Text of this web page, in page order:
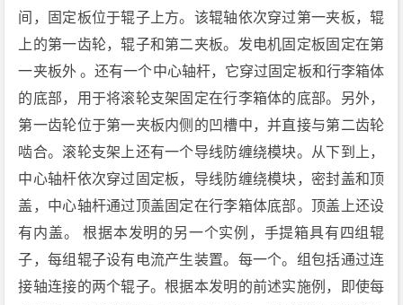
间，固定板位于辊子上方。该辊轴依次穿过第一夹板，辊
上的第一齿轮，辊子和第二夹板。发电机固定板固定在第
一夹板外 。还有一个中心轴杆，它穿过固定板和行李箱体
的底部，用于将滚轮支架固定在行李箱体的底部。另外，
第一齿轮位于第一夹板内侧的凹槽中，并直接与第二齿轮
啮合。滚轮支架上还有一个导线防缠绕模块。从下到上，
中心轴杆依次穿过固定板，导线防缠绕模块，密封盖和顶
盖，中心轴杆通过顶盖固定在行李箱体底部。顶盖上还设
有内盖。 根据本发明的另一个实例，手提箱具有四组辊
子，每组辊子设有电流产生装置。每一个。组包括通过连
接轴连接的两个辊子。根据本发明的前述实施例，即使每